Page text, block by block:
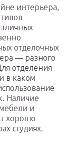
интерьера,
отделочных
— разного
отделения
в каком
Наличие
и
хорошо
студиях.